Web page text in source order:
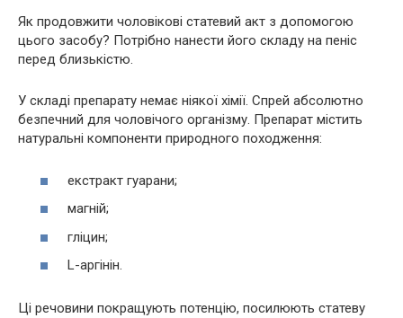
Як продовжити чоловікові статевий акт з допомогою
цього засобу? Потрібно нанести його складу на пеніс
перед близькістю.
У складі препарату немає ніякої хімії. Спрей абсолютно
безпечний для чоловічого організму. Препарат містить
натуральні компоненти природного походження:
екстракт гуарани;
магній;
гліцин;
L-аргінін.
Ці речовини покращують потенцію, посилюють статеву